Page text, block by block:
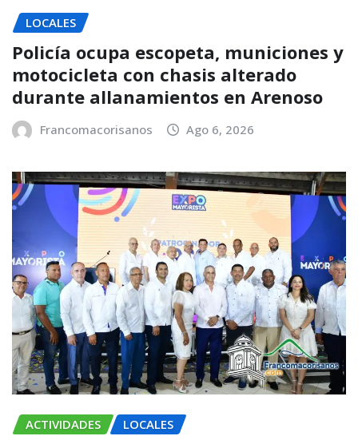
LOCALES
Policía ocupa escopeta, municiones y
motocicleta con chasis alterado
durante allanamientos en Arenoso
Francomacorisanos Ago 6, 2026
ACTIVIDADES LOCALES